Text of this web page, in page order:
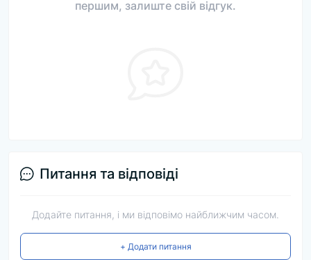
першим, залиште свій відгук.
Питання та відповіді
Додайте питання, і ми відповімо найближчим часом.
+ Додати питання